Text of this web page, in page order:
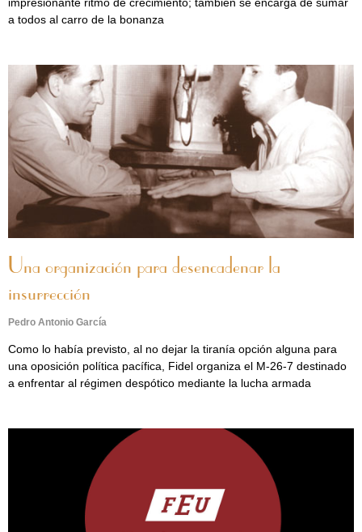
a todos al carro de la bonanza
Una organización para desencadenar la
insurrección
Pedro Antonio García
Como lo había previsto, al no dejar la tiranía opción alguna para
una oposición política pacífica, Fidel organiza el M-26-7 destinado
a enfrentar al régimen despótico mediante la lucha armada